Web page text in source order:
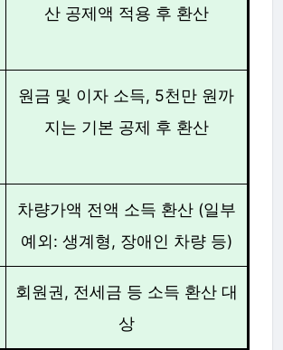
산 공제액 적용 후 환산
원금 및 이자 소득, 5천만 원까
지는 기본 공제 후 환산
차량가액 전액 소득 환산 (일부
예외: 생계형, 장애인 차량 등)
회원권, 전세금 등 소득 환산 대
상